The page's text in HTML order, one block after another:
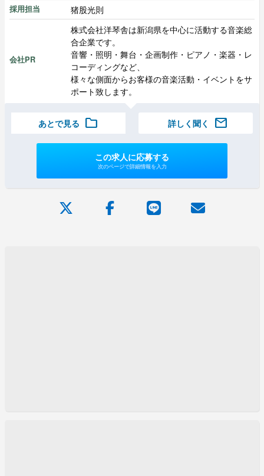
採用担当 猪股光則
会社PR
株式会社洋琴舎は新潟県を中心に活動する音楽総
合企業です。
音響・照明・舞台・企画制作・ピアノ・楽器・レ
コーディングなど、
様々な側面からお客様の音楽活動・イベントをサ
ポート致します。
あとで見る folder 詳しく聞く mail
この求人に応募する
次のページで詳細情報を入力